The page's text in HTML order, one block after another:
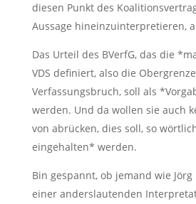
diesen Punkt des
Aussage hineinzuinterpretieren,
Das Urteil des BVerfG, das die
VDS definiert, also die
Verfassungsbruch, soll als
werden. Und da wollen sie auch
von abrücken, dies soll, so
eingehalten* werden.
Bin gespannt, ob jemand wie
einer anderslautenden